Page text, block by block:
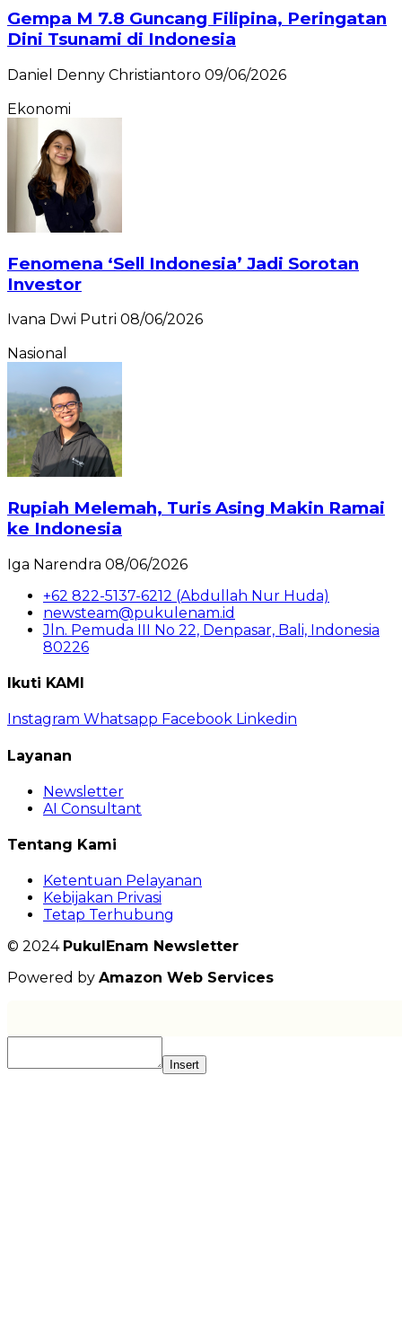
Gempa M 7.8 Guncang Filipina, Peringatan
Dini Tsunami di Indonesia
Daniel Denny Christiantoro 09/06/2026
Ekonomi
Fenomena ‘Sell Indonesia’ Jadi Sorotan
Investor
Ivana Dwi Putri 08/06/2026
Nasional
Rupiah Melemah, Turis Asing Makin Ramai
ke Indonesia
Iga Narendra 08/06/2026
+62 822-5137-6212 (Abdullah Nur Huda)
newsteam@pukulenam.id
Jln. Pemuda III No 22, Denpasar, Bali, Indonesia
80226
Ikuti KAMI
Instagram Whatsapp Facebook Linkedin
Layanan
Newsletter
AI Consultant
Tentang Kami
Ketentuan Pelayanan
Kebijakan Privasi
Tetap Terhubung
© 2024 PukulEnam Newsletter
Powered by Amazon Web Services
Insert